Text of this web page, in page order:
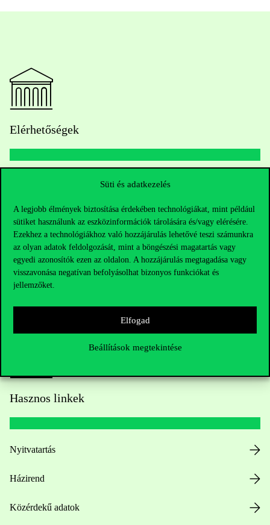
Süti és adatkezelés
A legjobb élmények biztosítása érdekében technológiákat, mint például
sütiket használunk az eszközinformációk tárolására és/vagy elérésére.
Ezekhez a technológiákhoz való hozzájárulás lehetővé teszi számunkra
az olyan adatok feldolgozását, mint a böngészési magatartás vagy
egyedi azonosítók ezen az oldalon. A hozzájárulás megtagadása vagy
visszavonása negatívan befolyásolhat bizonyos funkciókat és
jellemzőket.
Elfogad
Beállítások megtekintése
Elérhetőségek
+36 1 482 5000
Kérdésed van a felvételivel kapcsolatban?
Oktatói elérhetőségek
HUB jelenlegi hallgatóinknak
Hasznos linkek
Nyitvatartás
Házirend
Közérdekű adatok